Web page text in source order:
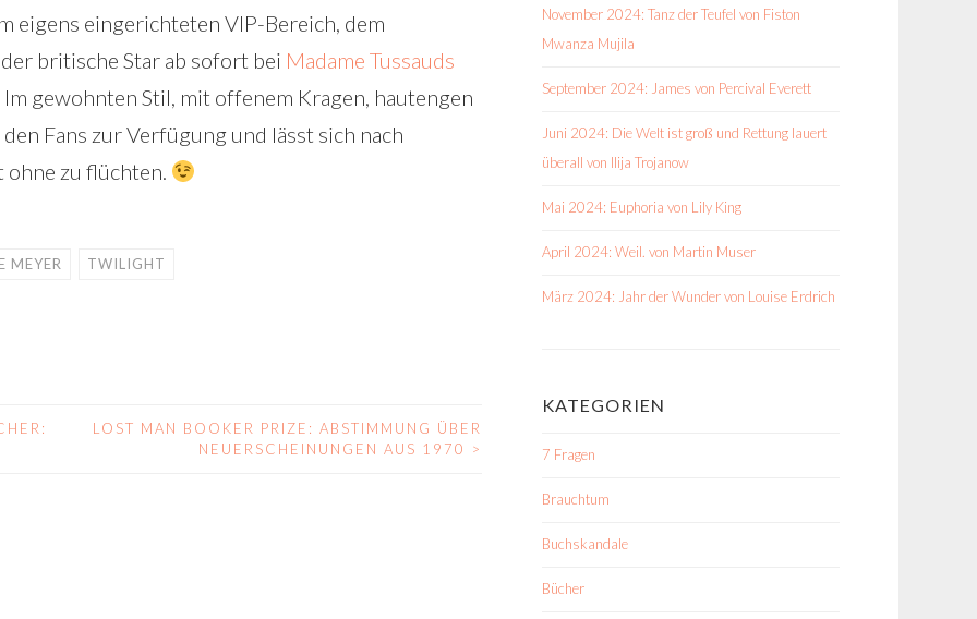
eigens eingerichteten VIP-Bereich, dem
britische Star ab sofort bei Madame Tussauds
gewohnten Stil, mit offenem Kragen, hautengen
Fans zur Verfügung und lässt sich nach
zu flüchten.
MEYER TWILIGHT
LOST MAN BOOKER PRIZE: ABSTIMMUNG ÜBER
NEUERSCHEINUNGEN AUS 1970 >
November 2024: Tanz der Teufel von Fiston
Mwanza Mujila
September 2024: James von Percival Everett
Juni 2024: Die Welt ist groß und Rettung lauert
überall von Ilija Trojanow
Mai 2024: Euphoria von Lily King
April 2024: Weil. von Martin Muser
März 2024: Jahr der Wunder von Louise Erdrich
KATEGORIEN
7 Fragen
Brauchtum
Buchskandale
Bücher